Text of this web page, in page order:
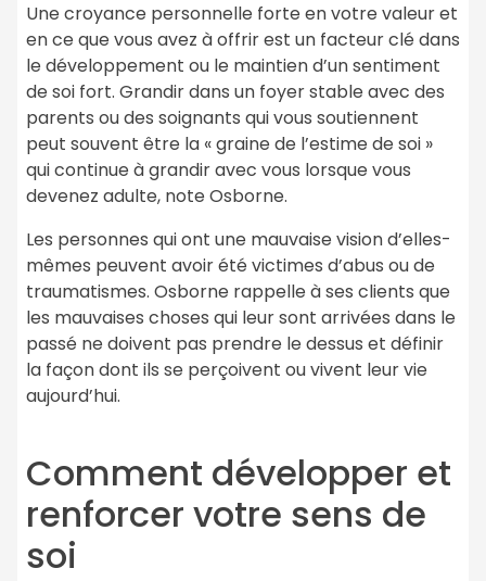
Une croyance personnelle forte en votre valeur et
en ce que vous avez à offrir est un facteur clé dans
le développement ou le maintien d’un sentiment
de soi fort. Grandir dans un foyer stable avec des
parents ou des soignants qui vous soutiennent
peut souvent être la « graine de l’estime de soi »
qui continue à grandir avec vous lorsque vous
devenez adulte, note Osborne.
Les personnes qui ont une mauvaise vision d’elles-
mêmes peuvent avoir été victimes d’abus ou de
traumatismes. Osborne rappelle à ses clients que
les mauvaises choses qui leur sont arrivées dans le
passé ne doivent pas prendre le dessus et définir
la façon dont ils se perçoivent ou vivent leur vie
aujourd’hui.
Comment développer et
renforcer votre sens de
soi